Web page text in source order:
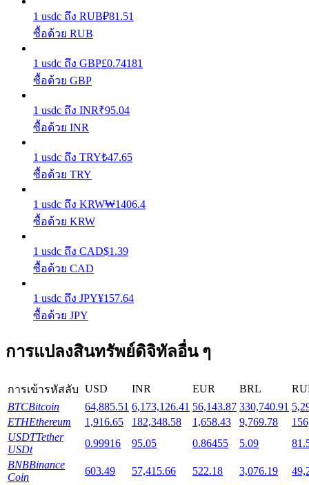
รับรางวัลการแข่งขันทุกวัน
การปักหลัก
ผลตอบแทนสูงและเข้าถึงได้ทันที
Launchpool
1 usdc ถึง RUB₽81.51
ซื้อด้วย RUB
1 usdc ถึง GBP£0.74181
ซื้อด้วย GBP
1 usdc ถึง INR₹95.04
ซื้อด้วย INR
1 usdc ถึง TRY₺47.65
ซื้อด้วย TRY
1 usdc ถึง KRW₩1406.4
ซื้อด้วย KRW
1 usdc ถึง CAD$1.39
ซื้อด้วย CAD
1 usdc ถึง JPY¥157.64
ซื้อด้วย JPY
การแปลงสินทรัพย์ดิจิทัลอื่น ๆ
การเข้ารหัสลับ USD INR EUR BRL
BTCBitcoin 64,885.51 6,173,126.41 56,143.87 330,740.91
ETHEthereum 1,916.65 182,348.58 1,658.43 9,769.78
USDTTether
USDt
0.99916 95.05 0.86455 5.09
BNBBinance
Coin
603.49 57,415.66 522.18 3,076.19